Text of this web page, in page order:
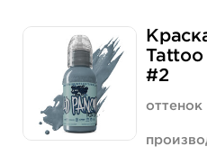
Количество
850 руб.
Tattoo
#2
оттенок